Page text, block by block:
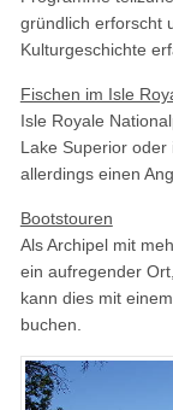
gründlich erforscht
Kulturgeschichte
Fischen im Isle
Isle Royale
Lake Superior oder
allerdings einen
Bootstouren
Als Archipel mit
ein aufregender
kann dies mit
buchen.